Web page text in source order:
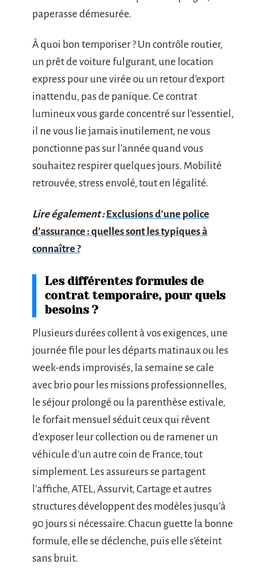
paperasse démesurée.
À quoi bon temporiser ? Un contrôle routier,
un prêt de voiture fulgurant, une location
express pour une virée ou un retour d’export
inattendu, pas de panique. Ce contrat
lumineux vous garde concentré sur l’essentiel,
il ne vous lie jamais inutilement, ne vous
ponctionne pas sur l’année quand vous
souhaitez respirer quelques jours. Mobilité
retrouvée, stress envolé, tout en légalité.
Lire également : Exclusions d’une police
d’assurance : quelles sont les typiques à
connaître ?
Les différentes formules de
contrat temporaire, pour quels
besoins ?
Plusieurs durées collent à vos exigences, une
journée file pour les départs matinaux ou les
week-ends improvisés, la semaine se cale
avec brio pour les missions professionnelles,
le séjour prolongé ou la parenthèse estivale,
le forfait mensuel séduit ceux qui rêvent
d’exposer leur collection ou de ramener un
véhicule d’un autre coin de France, tout
simplement. Les assureurs se partagent
l’affiche, ATEL, Assurvit, Cartage et autres
structures développent des modèles jusqu’à
90 jours si nécessaire. Chacun guette la bonne
formule, elle se déclenche, puis elle s’éteint
sans bruit.